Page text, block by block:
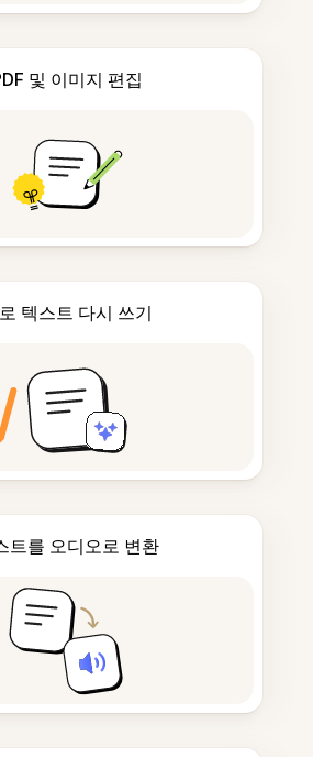
및 이미지 편집
텍스트 다시 쓰기
트를 오디오로 변환